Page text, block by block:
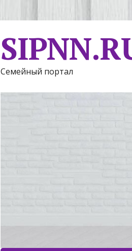
Семейный портал